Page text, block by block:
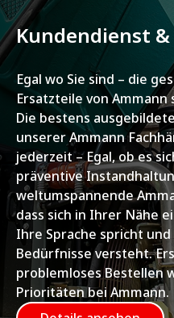
Kundendienst &
Egal wo Sie sind – die
Ersatzteile von
Die bestens
unserer Ammann
jederzeit – Egal, ob es
präventive
weltumspannende
dass sich in Ihrer Nähe
Ihre Sprache spricht
Bedürfnisse versteht.
problemloses Bestellen
Prioritäten bei Ammann.